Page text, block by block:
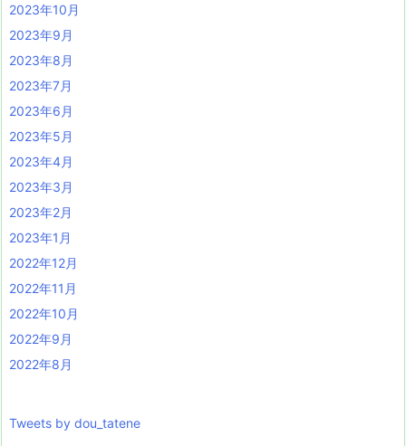
2023年10月
2023年9月
2023年8月
2023年7月
2023年6月
2023年5月
2023年4月
2023年3月
2023年2月
2023年1月
2022年12月
2022年11月
2022年10月
2022年9月
2022年8月
Tweets by dou_tatene